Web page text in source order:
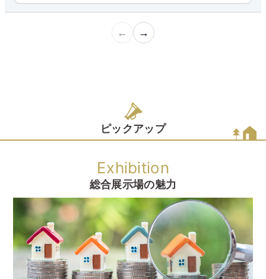
ピックアップ
Exhibition
総合展示場の魅力